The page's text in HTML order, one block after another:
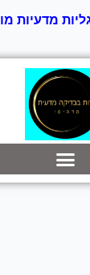
מדעיות
בס״ד